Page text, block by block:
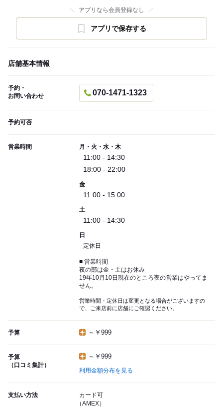
アプリなら会員登録なし
アプリで保存する
店舗基本情報
予約・
お問い合わせ
070-1471-1323
予約可否
営業時間 月・火・水・木
11:00 - 14:30
18:00 - 22:00
金
11:00 - 15:00
土
11:00 - 14:30
日
定休日
■ 営業時間
夜の部は金・土はお休み
19年10月10日現在のところ夜の営業はやってま
せん。
営業時間・定休日は変更となる場合がございますの
で、ご来店前に店舗にご確認ください。
予算 ～￥999
予算
（口コミ集計）
～￥999
利用金額分布を見る
支払い方法
カード可
（AMEX）